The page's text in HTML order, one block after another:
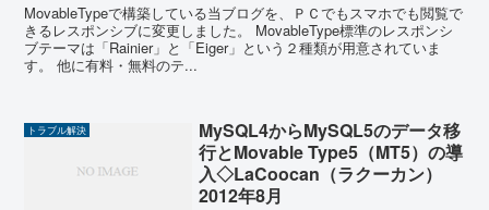
MovableTypeで構築している当ブログを、ＰＣでもスマホでも閲覧で
きるレスポンシブに変更しました。 MovableType標準のレスポンシ
ブテーマは「Rainier」と「Eiger」という２種類が用意されていま
す。 他に有料・無料のテ...
トラブル解決
MySQL4からMySQL5のデータ移
行とMovable Type5（MT5）の導
入◇LaCoocan（ラクーカン）
2012年8月